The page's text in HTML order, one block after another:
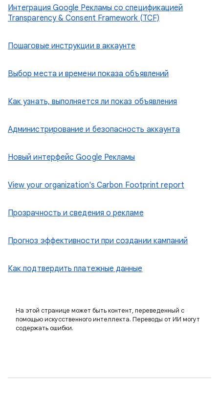
Интеграция Google Рекламы со спецификацией
Transparency & Consent Framework (TCF)
Пошаговые инструкции в аккаунте
Выбор места и времени показа объявлений
Как узнать, выполняется ли показ объявления
Администрирование и безопасность аккаунта
Новый интерфейс Google Рекламы
View your organization's Carbon Footprint report
Прозрачность и сведения о рекламе
Прогноз эффективности при создании кампаний
Как подтвердить платежные данные
На этой странице может быть контент, переведенный с
помощью искусственного интеллекта. Переводы от ИИ могут
содержать ошибки.